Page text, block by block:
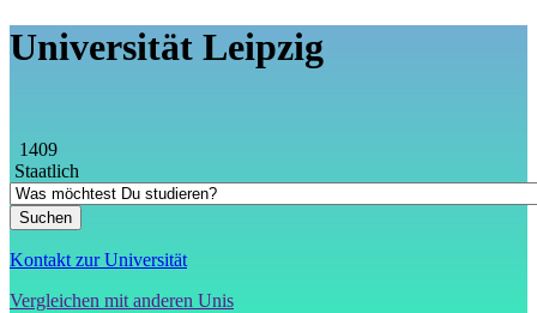
Universität Leipzig
1409
Staatlich
Kontakt zur Universität
Vergleichen mit anderen Unis